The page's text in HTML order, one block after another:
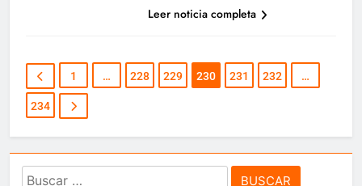
Leer noticia completa
1 … 228 229 230 231 232 …
234
Buscar: